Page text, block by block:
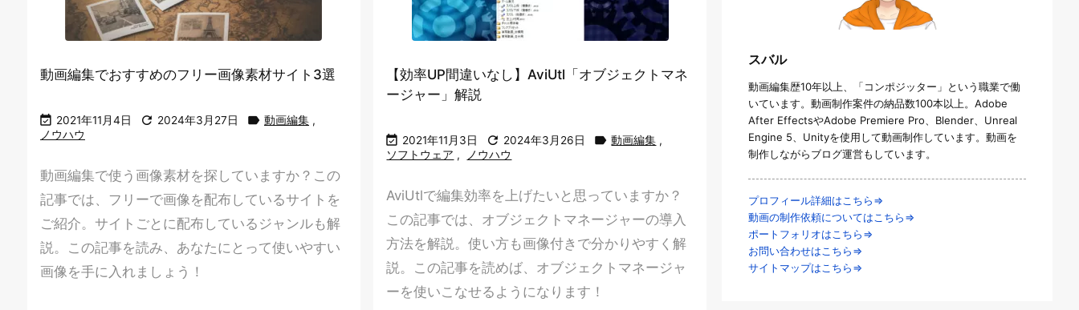
動画編集でおすすめのフリー画像素材サイト3選
 2021年11月4日  2024年3月27日  動画編集 ,
ノウハウ
動画編集で使う画像素材を探していますか？この
記事では、フリーで画像を配布しているサイトを
ご紹介。サイトごとに配布しているジャンルも解
説。この記事を読み、あなたにとって使いやすい
画像を手に入れましょう！
【効率UP間違いなし】AviUtl「オブジェクトマネ
ージャー」解説
 2021年11月3日  2024年3月26日  動画編集 ,
ソフトウェア , ノウハウ
AviUtlで編集効率を上げたいと思っていますか？
この記事では、オブジェクトマネージャーの導入
方法を解説。使い方も画像付きで分かりやすく解
説。この記事を読めば、オブジェクトマネージャ
ーを使いこなせるようになります！
スバル
動画編集歴10年以上、「コンポジッター」という職業で働
いています。動画制作案件の納品数100本以上。Adobe
After EffectsやAdobe Premiere Pro、Blender、Unreal
Engine 5、Unityを使用して動画制作しています。動画を
制作しながらブログ運営もしています。
プロフィール詳細はこちら⇒
動画の制作依頼についてはこちら⇒
ポートフォリオはこちら⇒
お問い合わせはこちら⇒
サイトマップはこちら⇒